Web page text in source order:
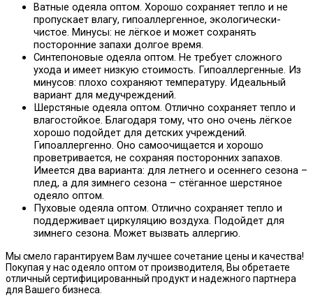
Ватные одеяла оптом. Хорошо сохраняет тепло и не
пропускает влагу, гипоаллергенное, экологически-
чистое. Минусы: не лёгкое и может сохранять
посторонние запахи долгое время.
Синтепоновые одеяла оптом. Не требует сложного
ухода и имеет низкую стоимость. Гипоаллергенные. Из
минусов: плохо сохраняют температуру. Идеальный
вариант для медучреждений.
Шерстяные одеяла оптом. Отлично сохраняет тепло и
влагостойкое. Благодаря тому, что оно очень лёгкое
хорошо подойдет для детских учреждений.
Гипоаллергенно. Оно самоочищается и хорошо
проветривается, не сохраняя посторонних запахов.
Имеется два варианта: для летнего и осеннего сезона –
плед, а для зимнего сезона – стёганное шерстяное
одеяло оптом.
Пуховые одеяла оптом. Отлично сохраняет тепло и
поддерживает циркуляцию воздуха. Подойдет для
зимнего сезона. Может вызвать аллергию.
Мы смело гарантируем Вам лучшее сочетание цены и качества!
Покупая у нас одеяло оптом от производителя, Вы обретаете
отличный сертифицированный продукт и надежного партнера
для Вашего бизнеса.